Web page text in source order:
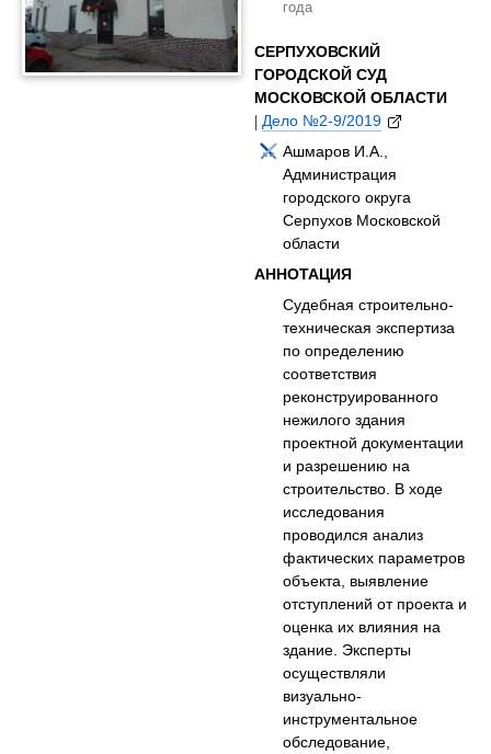
года
СЕРПУХОВСКИЙ
ГОРОДСКОЙ СУД
МОСКОВСКОЙ ОБЛАСТИ
|Дело №2-9/2019
Ашмаров И.А.,
Администрация
городского округа
Серпухов Московской
области
АННОТАЦИЯ
Судебная строительно-
техническая экспертиза
по определению
соответствия
реконструированного
нежилого здания
проектной документации
и разрешению на
строительство. В ходе
исследования
проводился анализ
фактических параметров
объекта, выявление
отступлений от проекта и
оценка их влияния на
здание. Эксперты
осуществляли
визуально-
инструментальное
обследование,